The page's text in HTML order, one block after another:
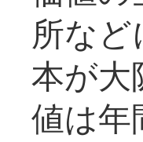
所な
本が大
値は年